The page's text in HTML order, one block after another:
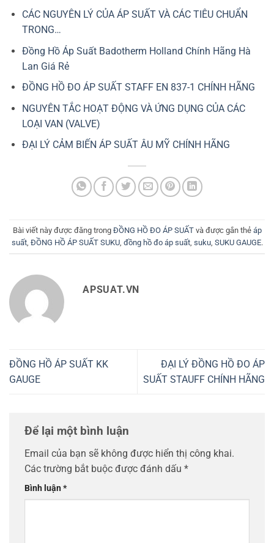
CÁC NGUYÊN LÝ CỦA ÁP SUẤT VÀ CÁC TIÊU CHUẨN
TRONG…
Đồng Hồ Áp Suất Badotherm Holland Chính Hãng Hà
Lan Giá Rẻ
ĐỒNG HỒ ĐO ÁP SUẤT STAFF EN 837-1 CHÍNH HÃNG
NGUYÊN TẮC HOẠT ĐỘNG VÀ ỨNG DỤNG CỦA CÁC
LOẠI VAN (VALVE)
ĐẠI LÝ CẢM BIẾN ÁP SUẤT ÂU MỸ CHÍNH HÃNG
Bài viết này được đăng trong ĐỒNG HỒ ĐO ÁP SUẤTvà được gắn thẻ áp
suất, ĐỒNG HỒ ÁP SUẤT SUKU, đồng hồ đo áp suất, suku, SUKU GAUGE.
APSUAT.VN
ĐỒNG HỒ ÁP SUẤT KK
GAUGE
ĐẠI LÝ ĐỒNG HỒ ĐO ÁP
SUẤT STAUFF CHÍNH HÃNG
Để lại một bình luận
Email của bạn sẽ không được hiển thị công khai.
Các trường bắt buộc được đánh dấu *
Bình luận*